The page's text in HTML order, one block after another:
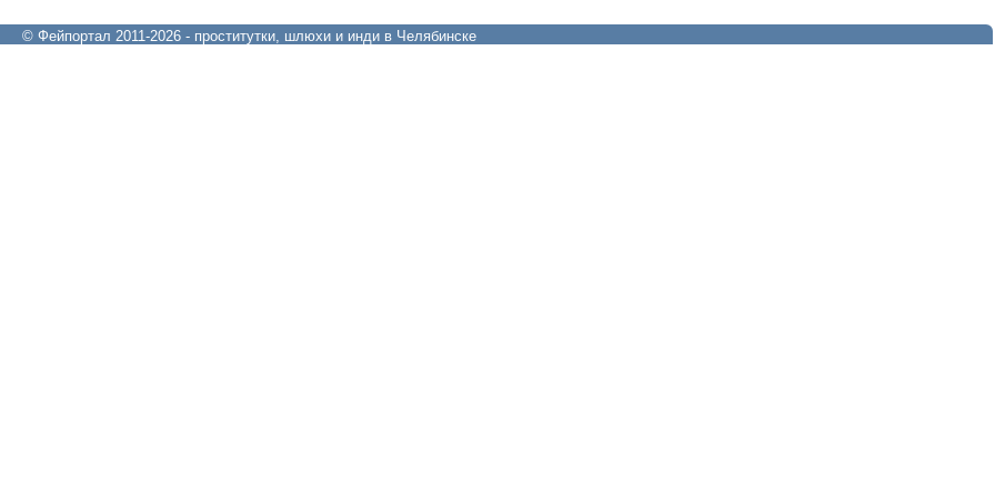
© Фейпортал 2011-2026 - проститутки, шлюхи и инди в Челябинске